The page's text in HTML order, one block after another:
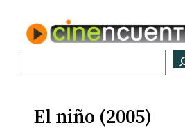
contenido
El niño (2005)